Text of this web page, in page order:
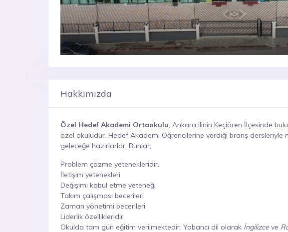
Hakkımızda
Özel Hedef Akademi Ortaokulu, Ankara ilinin Keçiören İlçesinde
özel okuludur. Hedef Akademi Öğrencilerine verdiği branş dersleriyle
geleceğe hazırlarlar. Bunlar;
Problem çözme yetenekleridir.
İletişim yetenekleri
Değişimi kabul etme yeteneği
Takım çalışması becerileri
Zaman yönetimi becerileri
Liderlik özellikleridir.
Okulda tam gün eğitim verilmektedir. Yabancı dil olarak İngilizce ve